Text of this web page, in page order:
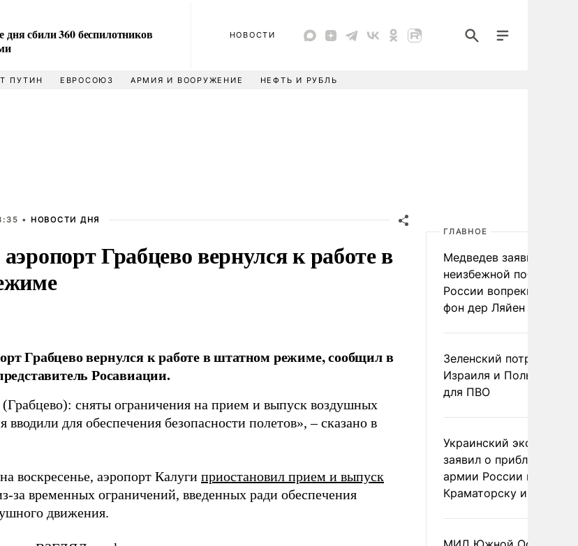
сбили 360 беспилотников
НОВОСТИ
ПУТИН ЕВРОСОЮЗ АРМИЯ И ВООРУЖЕНИЕ НЕФТЬ И РУБЛЬ
• НОВОСТИ ДНЯ
Грабцево вернулся к работе в
Грабцево вернулся к работе в штатном режиме, сообщил в
Росавиации.
сняты ограничения на прием и выпуск воздушных
вводили для обеспечения безопасности полетов», – сказано в
воскресенье, аэропорт Калуги приостановил прием и выпуск
за временных ограничений, введенных ради обеспечения
движения.
ГЛАВНОЕ
Медведев заявил о
неизбежной победе
России вопреки словам
фон дер Ляйен
Зеленский потребовал
Израиля и Польши
для ПВО
Украинский эксперт
заявил о приближении
армии России к
Краматорску и